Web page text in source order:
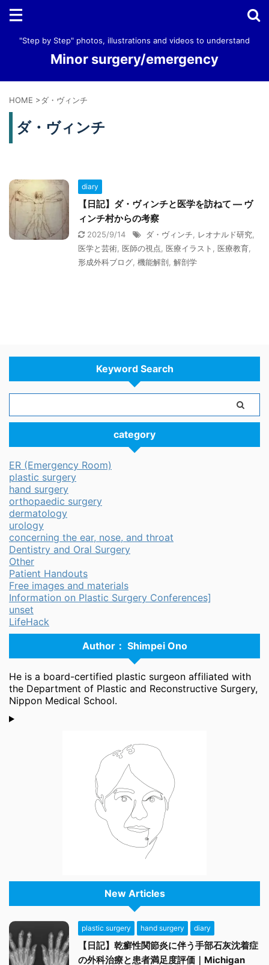
"Step by Step" photos, illustrations and videos to understand
Minor surgery/emergency
HOME >ダ・ヴィンチ
ダ・ヴィンチ
diary
【日記】ダ・ヴィンチと医学を訪ねて ― ヴ
ィンチ村からの考察
2025/9/14 ダ・ヴィンチ レオナルド研究
医学と芸術 医師の視点 医療イラスト 医療教育
形成外科ブログ 機能解剖 解剖学
Keyword Search
category
ER (Emergency Room)
plastic surgery
hand surgery
orthopaedic surgery
dermatology
urology
concerning the ear, nose, and throat
Dentistry and Oral Surgery
Other
Patient Handouts
Free images and materials
Information on Plastic Surgery Conferences]
unset
LifeHack
Author： Shimpei Ono
He is a board-certified plastic surgeon affiliated with
the Department of Plastic and Reconstructive Surgery,
Nippon Medical School.
New Articles
plastic surgery hand surgery diary
【日記】乾癬性関節炎に伴う手部石灰沈着症
の外科治療と患者満足度評価｜Michigan